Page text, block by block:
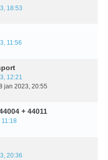
18:53
11:56
12:21
jan 2023, 20:55
+ 44011
20:36